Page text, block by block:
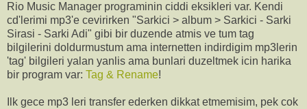
Rio Music Manager programinin ciddi eksikleri var. Kendi
cd'lerimi mp3'e cevirirken "Sarkici > album > Sarkici - Sarki
Sirasi - Sarki Adi" gibi bir duzende atmis ve tum tag
bilgilerini doldurmustum ama internetten indirdigim mp3lerin
'tag' bilgileri yalan yanlis ama bunlari duzeltmek icin harika
bir program var: Tag & Rename!
Ilk gece mp3 leri transfer ederken dikkat etmemisim, pek cok